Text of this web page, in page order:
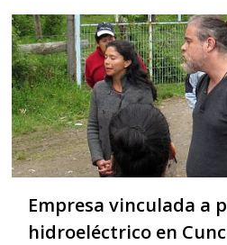
Empresa vinculada a
hidroeléctrico en